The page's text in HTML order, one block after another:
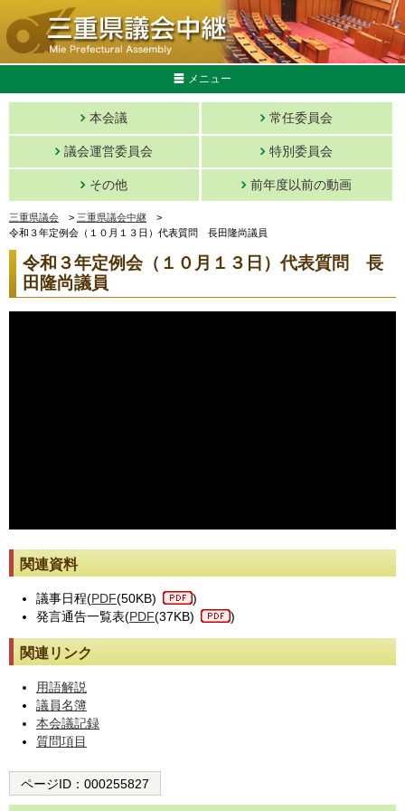
メニュー
本会議 常任委員会
議会運営委員会 特別委員会
その他 前年度以前の動画
三重県議会 > 三重県議会中継 >
令和３年定例会（１０月１３日）代表質問 長田隆尚議員
令和３年定例会（１０月１３日）代表質問 長
田隆尚議員
関連資料
議事日程(PDF(50KB)
)
発言通告一覧表(PDF(37KB) )
関連リンク
用語解説
議員名簿
本会議記録
質問項目
ページID： 000255827